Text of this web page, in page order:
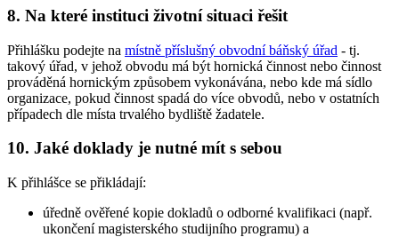
8. Na které instituci životní situaci řešit
Přihlášku podejte na místně příslušný obvodní báňský úřad - tj.
takový úřad, v jehož obvodu má být hornická činnost nebo činnost
prováděná hornickým způsobem vykonávána, nebo kde má sídlo
organizace, pokud činnost spadá do více obvodů, nebo v ostatních
případech dle místa trvalého bydliště žadatele.
10. Jaké doklady je nutné mít s sebou
K přihlášce se přikládají:
úředně ověřené kopie dokladů o odborné kvalifikaci (např.
ukončení magisterského studijního programu) a